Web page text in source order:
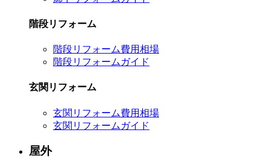
階段リフォーム
階段リフォーム費用相場
階段リフォームガイド
玄関リフォーム
玄関リフォーム費用相場
玄関リフォームガイド
屋外